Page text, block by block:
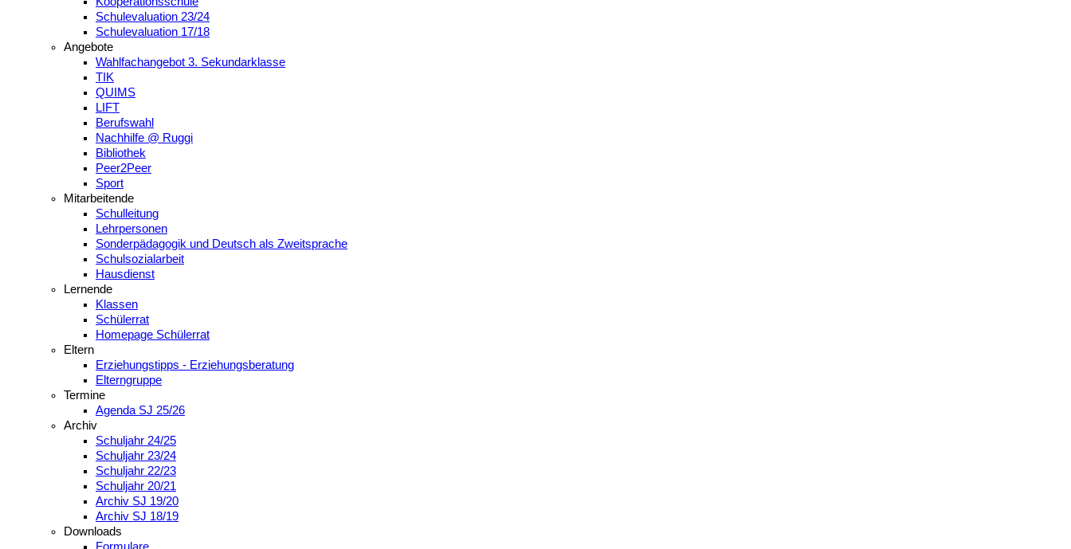
Schulevaluation 23/24
Schulevaluation 17/18
Angebote
Wahlfachangebot 3. Sekundarklasse
TIK
QUIMS
LIFT
Berufswahl
Nachhilfe @ Ruggi
Bibliothek
Peer2Peer
Sport
Mitarbeitende
Schulleitung
Lehrpersonen
Sonderpädagogik und Deutsch als Zweitsprache
Schulsozialarbeit
Hausdienst
Lernende
Klassen
Schülerrat
Homepage Schülerrat
Eltern
Erziehungstipps - Erziehungsberatung
Elterngruppe
Termine
Agenda SJ 25/26
Archiv
Schuljahr 24/25
Schuljahr 23/24
Schuljahr 22/23
Schuljahr 20/21
Archiv SJ 19/20
Archiv SJ 18/19
Downloads